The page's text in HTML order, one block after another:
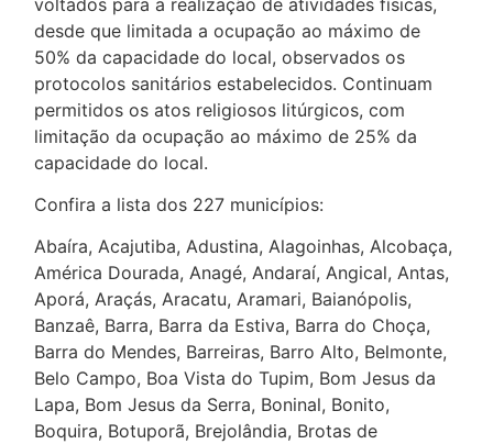
desde que limitada a ocupação ao máximo de
50% da capacidade do local, observados os
protocolos sanitários estabelecidos. Continuam
permitidos os atos religiosos litúrgicos, com
limitação da ocupação ao máximo de 25% da
capacidade do local.
Confira a lista dos 227 municípios:
Abaíra, Acajutiba, Adustina, Alagoinhas, Alcobaça,
América Dourada, Anagé, Andaraí, Angical, Antas,
Aporá, Araçás, Aracatu, Aramari, Baianópolis,
Banzaê, Barra, Barra da Estiva, Barra do Choça,
Barra do Mendes, Barreiras, Barro Alto, Belmonte,
Belo Campo, Boa Vista do Tupim, Bom Jesus da
Lapa, Bom Jesus da Serra, Boninal, Bonito,
Boquira, Botuporã, Brejolândia, Brotas de